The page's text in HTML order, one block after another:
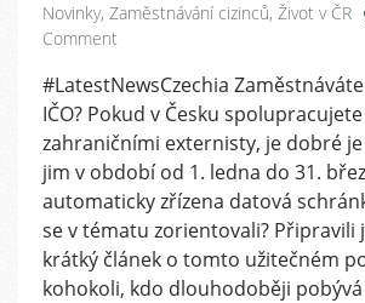
Novinky, Zaměstnávání cizinců, Život v ČR
Comment
1.
ledna
bude
MVČR
živnostníkům
zřizovat
datové
schránky
#LatestNewsCzechia
IČO? Pokud v Česku
zahraničními externisty, je dobré
jim v období od 1. ledna do 31.
automaticky zřízena datová
se v tématu zorientovali? Připravili
krátký článek o tomto užitečném
kohokoli, kdo dlouhodoběji pobývá